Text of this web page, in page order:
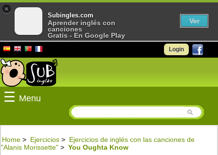
Login
☰ Menu
Home > Ejercicios > Ejercicios de inglés con las canciones de
"Alanis Morissette" > You Oughta Know
×
Subingles.com
Aprender inglés con
canciones
Gratis - En Google Play
Ver